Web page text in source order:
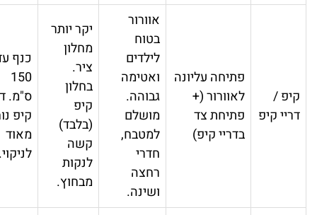
/
קיפ
פתיחה עליונה
לאוורור (+
פתיחת צד
בדריי קיפ)
אוורור
בטוח
לילדים
ואטימה
גבוהה.
מושלם
למטבח,
חדרי
רחצה
ושינה.
יקר יותר
מחלון
בחלון
(בלבד)
קשה
לנקות
מבחוץ.
כנף עד
150
ס"מ. דריי
קיפ נוח
מאוד
לניקוי.